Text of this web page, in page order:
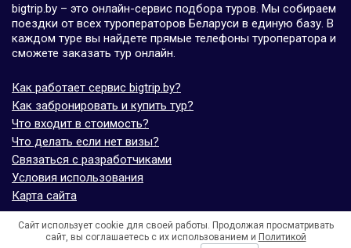
bigtrip.by – это онлайн-сервис подбора туров. Мы собираем
поездки от всех туроператоров Беларуси в единую базу. В
каждом туре вы найдете прямые телефоны туроператора и
сможете заказать тур онлайн.
Как работает сервис bigtrip.by?
Как забронировать и купить тур?
Что входит в стоимость?
Что делать если нет визы?
Связаться с разработчиками
Условия использования
Карта сайта
© bigtrip.by,elijoviaje.es– 2014 - 2026
- 5.0 на основе 7 отзывов
Сайт использует cookie для своей работы. Продолжая просматривать
сайт, вы соглашаетесь с их использованием и Политикой